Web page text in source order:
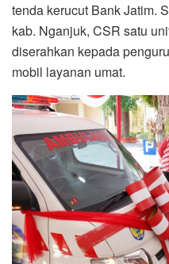
tenda kerucut Bank Jatim.
kab. Nganjuk, CSR satu
diserahkan kepada
mobil layanan umat.